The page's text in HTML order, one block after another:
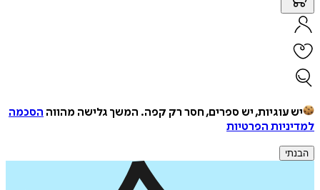
יש עוגיות, יש ספרים, חסר רק קפה. המשך גלישה מהווה הסכמה
למדיניות הפרטיות
הבנתי